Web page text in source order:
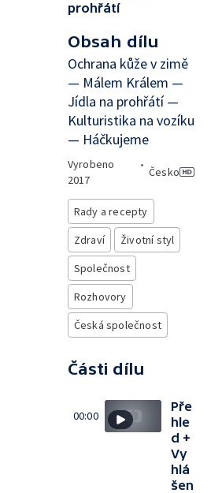
prohřátí
Obsah dílu
Ochrana kůže v zimě
— Málem Králem —
Jídla na prohřátí —
Kulturistika na vozíku
— Háčkujeme
Vyrobeno
2017
•
Česko
Rady a recepty
Zdraví
Životní styl
Společnost
Rozhovory
Česká společnost
Části dílu
00:00
Pře
hle
d +
Vy
hlá
šen